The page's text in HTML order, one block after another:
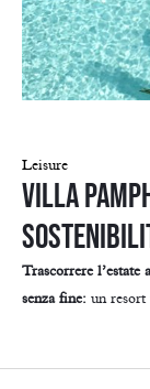
Leisure
Villa
Trascorrere
senza fine: un resort